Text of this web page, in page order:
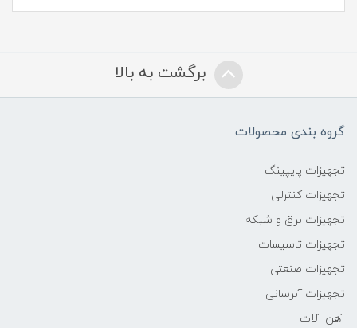
برگشت به بالا
گروه بندی محصولات
تجهیزات پایپینگ
تجهیزات کنترلی
تجهیزات برق و شبکه
تجهیزات تاسیسات
تجهیزات صنعتی
تجهیزات آبرسانی
آهن آلات